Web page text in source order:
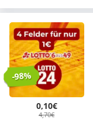
-98%
0,10€
4,70€